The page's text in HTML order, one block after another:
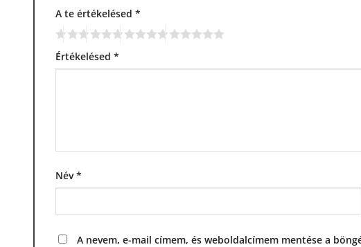
A te értékelésed *
Értékelésed *
Név*
A nevem, e-mail címem, és weboldalcímem mentése a
Alternative: